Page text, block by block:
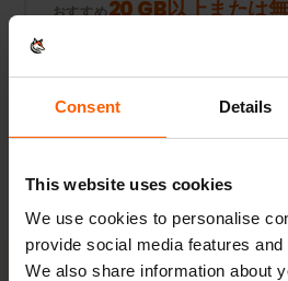
Consent Details
This website uses cookies
We use cookies to personalise
provide social media features
We also share information about
おすすめ20 GB以上または
数値はすべて目安です。実際の使用量は